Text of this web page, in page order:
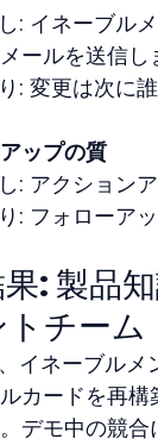
: イネーブル
ールを送信し
: 変更は次に
ップの質
: アクション
: フォローア
: 製品
チーム
イネーブルメ
カードを再
デモ中の競